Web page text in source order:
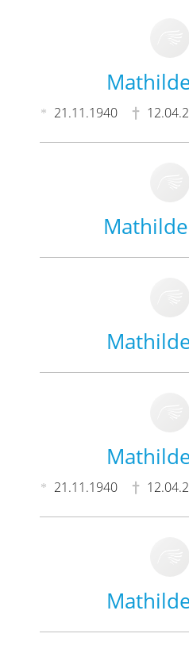
21.11.1940
Mathilde
21.11.1940